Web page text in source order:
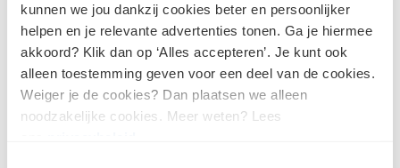
kunnen we jou dankzij cookies beter en persoonlijker
helpen en je relevante advertenties tonen. Ga je hiermee
akkoord? Klik dan op ‘Alles accepteren’. Je kunt ook
alleen toestemming geven voor een deel van de cookies.
Weiger je de cookies? Dan plaatsen we alleen
noodzakelijke cookies. Meer weten? Lees
Showroom
Tegels, Bouwmaterialen, Badkamers, Keukens, Sanitair,
Deuren, Gevelstenen, Dakpannen, Vloeren
Geopend op afspraak